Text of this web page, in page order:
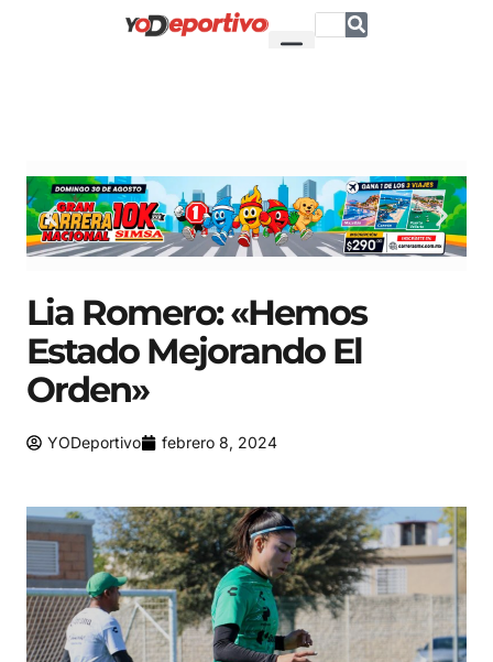
Lia Romero: «Hemos
Estado Mejorando El
Orden»
YODeportivo febrero 8, 2024